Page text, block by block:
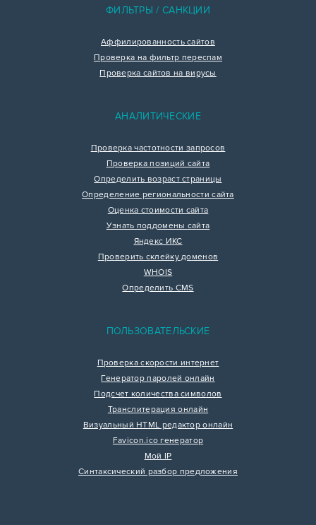
ФИЛЬТРЫ / САНКЦИИ
Аффилированность сайтов
Проверка на фильтр переспам
Проверка сайтов на вирусы
АНАЛИТИЧЕСКИЕ
Проверка частотности запросов
Проверка позиций сайта
Определить возраст страницы
Определение региональности сайта
Оценка стоимости сайта
Узнать поддомены сайта
Яндекс ИКС
Проверить склейку доменов
WHOIS
Определить CMS
ПОЛЬЗОВАТЕЛЬСКИЕ
Проверка скорости интернет
Генератор паролей онлайн
Подсчет количества символов
Транслитерация онлайн
Визуальный HTML редактор онлайн
Favicon.ico генератор
Мой IP
Синтаксический разбор предложения